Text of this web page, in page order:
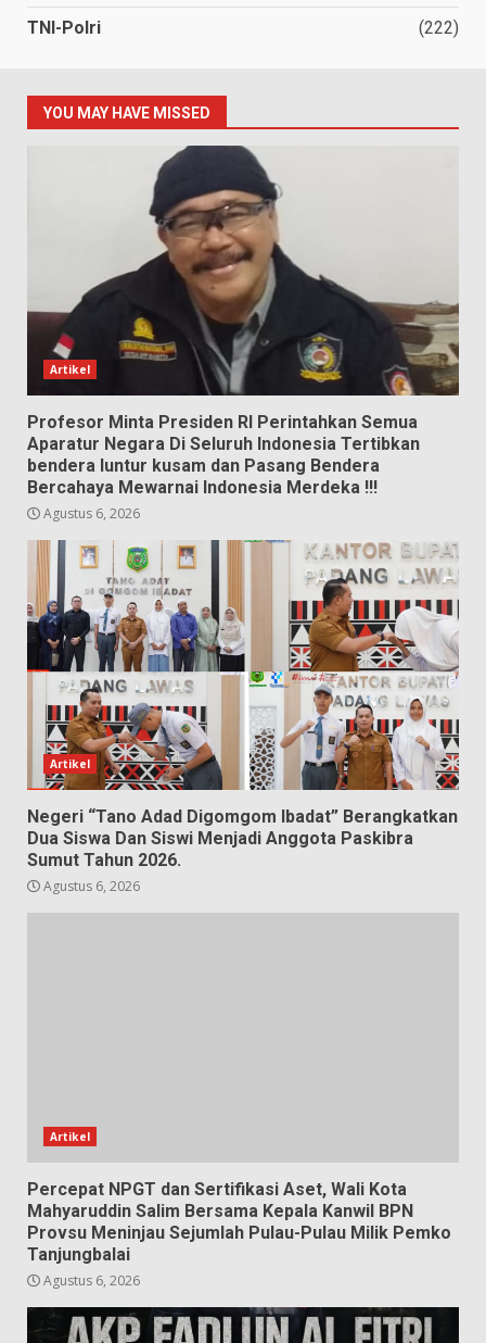
TNI-Polri (222)
YOU MAY HAVE MISSED
Artikel
Profesor Minta Presiden RI Perintahkan Semua
Aparatur Negara Di Seluruh Indonesia Tertibkan
bendera luntur kusam dan Pasang Bendera
Bercahaya Mewarnai Indonesia Merdeka !!!
Agustus 6, 2026
Artikel
Negeri “Tano Adad Digomgom Ibadat” Berangkatkan
Dua Siswa Dan Siswi Menjadi Anggota Paskibra
Sumut Tahun 2026.
Agustus 6, 2026
Artikel
Percepat NPGT dan Sertifikasi Aset, Wali Kota
Mahyaruddin Salim Bersama Kepala Kanwil BPN
Provsu Meninjau Sejumlah Pulau-Pulau Milik Pemko
Tanjungbalai
Agustus 6, 2026